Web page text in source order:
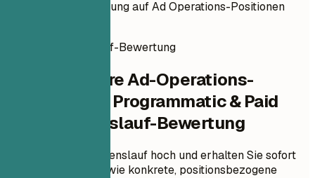
was bei der Bewerbung auf Ad Operations-Positionen
Sofortige Lebenslauf-Bewertung
Prüfen Sie Ihre Ad-Operations-
Spezialistin | Programmatic & Paid
Media Lebenslauf-Bewertung
Laden Sie Ihren Lebenslauf hoch und erhalten Sie sofort
einen ATS-Score sowie konkrete, positionsbezogene